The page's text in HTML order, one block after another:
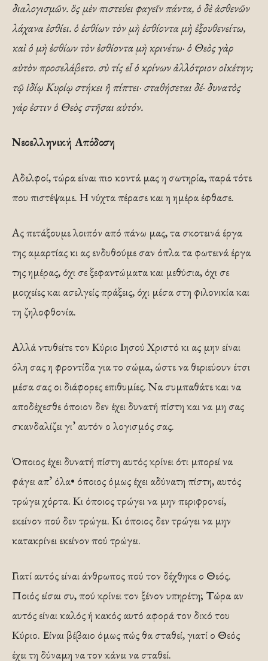
διαλογι­σμῶν. ὃς μὲν πιστεύει φαγεῖν πάντα, ὁ δὲ ἀσθενῶν
λάχανα ἐσθίει. ὁ ἐσθίων τὸν μὴ ἐσθίον­τα μὴ ἐξουθενείτω,
καὶ ὁ μὴ ἐσθίων τὸν ἐσθίοντα μὴ κρινέτω· ὁ Θεὸς γὰρ
αὐτὸν προσελάβετο. σὺ τίς εἶ ὁ κρίνων ἀλλότριον οἰκέτην;
τῷ ἰδίῳ Κυρίῳ στήκει ἢ πίπτει· σταθήσεται δέ· δυνατὸς
γάρ ἐστιν ὁ Θεὸς στῆσαι αὐτόν.
Νεοελληνική Απόδοση
Αδελφοί, τώρα είναι πιο κοντά μας η σωτηρία, παρά τότε
που πιστέψαμε. Η νύχτα πέρασε και η ημέρα έφθασε.
Ας πετάξουμε λοιπόν από πάνω μας, τα σκοτεινά έργα
της αμαρτίας κι ας ενδυθούμε σαν όπλα τα φωτεινά έργα
της ημέρας, όχι σε ξεφαντώματα και μεθύσια, όχι σε
μοιχείες και ασελγείς πράξεις, όχι μέσα στη φιλονικία και
τη ζηλοφθονία.
Αλλά ντυθείτε τον Κύριο Ιησού Χριστό κι ας μην είναι
όλη σας η φροντίδα για το σώμα, ώστε να θεριεύουν έτσι
μέσα σας οι διάφορες επιθυμίες. Να συμπαθάτε και να
αποδέχεσθε όποιον δεν έχει δυνατή πίστη και να μη σας
σκανδαλίζει γι’ αυτόν ο λογισμός σας.
Όποιος έχει δυνατή πίστη αυτός κρίνει ότι μπορεί να
φάγει απ’ όλα• όποιος όμως έχει αδύνατη πίστη, αυτός
τρώγει χόρτα. Κι όποιος τρώγει να μην περιφρονεί,
εκείνον πού δεν τρώγει. Κι όποιος δεν τρώγει να μην
κατακρίνει εκείνον πού τρώγει.
Γιατί αυτός είναι άνθρωπος πού τον δέχθηκε ο Θεός.
Ποιός είσαι συ, πού κρίνει τον ξένον υπηρέτη; Τώρα αν
αυτός είναι καλός ή κακός αυτό αφορά τον δικό του
Κύριο. Είναι βέβαιο όμως πώς θα σταθεί, γιατί ο Θεός
έχει τη δύναμη να τον κάνει να σταθεί.